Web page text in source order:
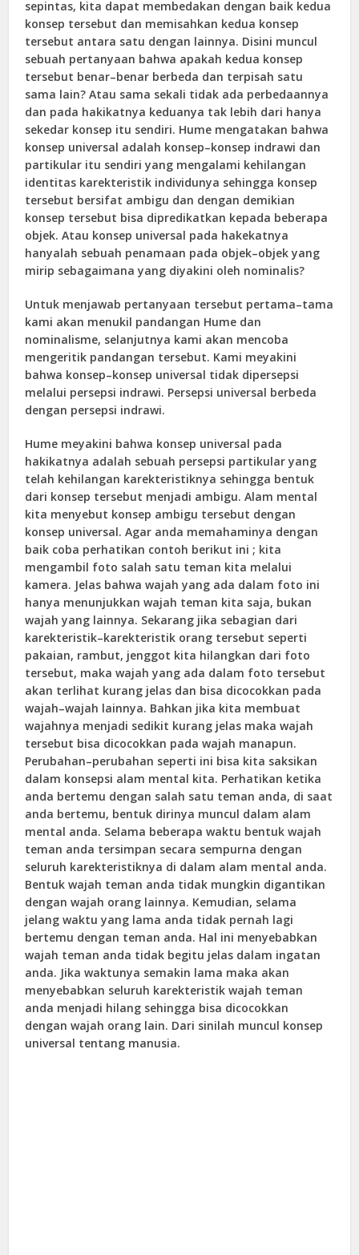
sepintas, kita dapat membedakan dengan baik kedua
konsep tersebut dan memisahkan kedua konsep
tersebut antara satu dengan lainnya. Disini muncul
sebuah pertanyaan bahwa apakah kedua konsep
tersebut benar–benar berbeda dan terpisah satu
sama lain? Atau sama sekali tidak ada perbedaannya
dan pada hakikatnya keduanya tak lebih dari hanya
sekedar konsep itu sendiri. Hume mengatakan bahwa
konsep universal adalah konsep–konsep indrawi dan
partikular itu sendiri yang mengalami kehilangan
identitas karekteristik individunya sehingga konsep
tersebut bersifat ambigu dan dengan demikian
konsep tersebut bisa dipredikatkan kepada beberapa
objek. Atau konsep universal pada hakekatnya
hanyalah sebuah penamaan pada objek–objek yang
mirip sebagaimana yang diyakini oleh nominalis?
Untuk menjawab pertanyaan tersebut pertama–tama
kami akan menukil pandangan Hume dan
nominalisme, selanjutnya kami akan mencoba
mengeritik pandangan tersebut. Kami meyakini
bahwa konsep–konsep universal tidak dipersepsi
melalui persepsi indrawi. Persepsi universal berbeda
dengan persepsi indrawi.
Hume meyakini bahwa konsep universal pada
hakikatnya adalah sebuah persepsi partikular yang
telah kehilangan karekteristiknya sehingga bentuk
dari konsep tersebut menjadi ambigu. Alam mental
kita menyebut konsep ambigu tersebut dengan
konsep universal. Agar anda memahaminya dengan
baik coba perhatikan contoh berikut ini ; kita
mengambil foto salah satu teman kita melalui
kamera. Jelas bahwa wajah yang ada dalam foto ini
hanya menunjukkan wajah teman kita saja, bukan
wajah yang lainnya. Sekarang jika sebagian dari
karekteristik–karekteristik orang tersebut seperti
pakaian, rambut, jenggot kita hilangkan dari foto
tersebut, maka wajah yang ada dalam foto tersebut
akan terlihat kurang jelas dan bisa dicocokkan pada
wajah–wajah lainnya. Bahkan jika kita membuat
wajahnya menjadi sedikit kurang jelas maka wajah
tersebut bisa dicocokkan pada wajah manapun.
Perubahan–perubahan seperti ini bisa kita saksikan
dalam konsepsi alam mental kita. Perhatikan ketika
anda bertemu dengan salah satu teman anda, di saat
anda bertemu, bentuk dirinya muncul dalam alam
mental anda. Selama beberapa waktu bentuk wajah
teman anda tersimpan secara sempurna dengan
seluruh karekteristiknya di dalam alam mental anda.
Bentuk wajah teman anda tidak mungkin digantikan
dengan wajah orang lainnya. Kemudian, selama
jelang waktu yang lama anda tidak pernah lagi
bertemu dengan teman anda. Hal ini menyebabkan
wajah teman anda tidak begitu jelas dalam ingatan
anda. Jika waktunya semakin lama maka akan
menyebabkan seluruh karekteristik wajah teman
anda menjadi hilang sehingga bisa dicocokkan
dengan wajah orang lain. Dari sinilah muncul konsep
universal tentang manusia.